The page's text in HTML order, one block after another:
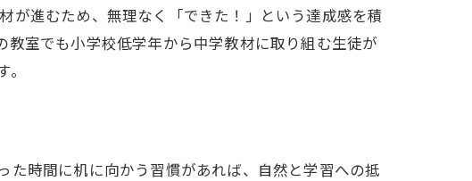
が進むため、無理なく「できた！」という達成感を積
室でも小学校低学年から中学教材に取り組む生徒が
た時間に机に向かう習慣があれば、自然と学習への抵